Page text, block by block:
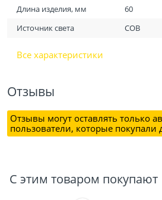
Длина изделия, мм
60
Источник света
COB
Все характеристики
Отзывы
Отзывы могут оставлять только
пользователи, которые
С этим товаром покупают